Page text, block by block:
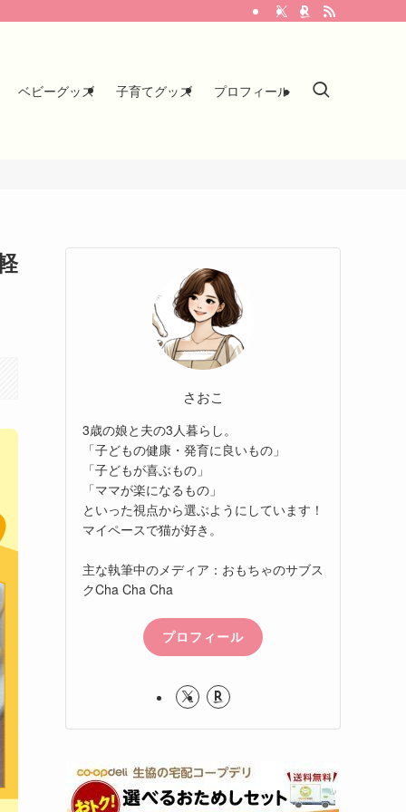
ベビーグッズ 子育てグッズ プロフィール
さおこ
3歳の娘と夫の3人暮らし。
「子どもの健康・発育に良いもの」
「子どもが喜ぶもの」
「ママが楽になるもの」
といった視点から選ぶようにしています！
マイペースで猫が好き。
主な執筆中のメディア：おもちゃのサブス
クCha Cha Cha
プロフィール